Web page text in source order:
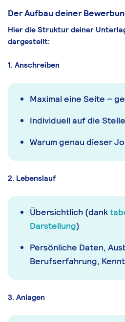
Der Aufbau deiner
Hier die Struktur deiner
dargestellt:
1. Anschreiben
Maximal eine Seite –
Individuell auf die
Warum genau dieser
2. Lebenslauf
Übersichtlich (dank
Darstellung)
Persönliche Daten,
Berufserfahrung,
3. Anlagen